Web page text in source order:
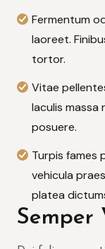
Fermentum
laoreet.
tortor.
Vitae
Iaculis massa
posuere.
Turpis fames
vehicula
platea
Semper